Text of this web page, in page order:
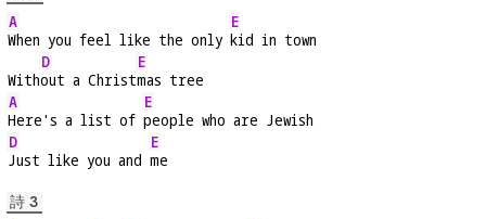
A
When you feel like the only
E
kid in town
With
D
out a Christ
E
mas tree
A
Here's a list of
E
people who are Jewish
D
Just like you and
E
me
詩 3